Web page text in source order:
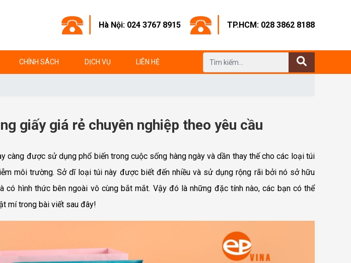
Hà Nội: 024 3767 8915 TP.HCM: 028 3862 8188
CHÍNH SÁCH DỊCH VỤ LIÊN HỆ
giấy giá rẻ chuyên nghiệp theo yêu cầu
càng được sử dụng phổ biến trong cuộc sống hàng ngày và dần thay thế cho các loại túi
môi trường. Sở dĩ loại túi này được biết đến nhiều và sử dụng rộng rãi bởi nó sở hữu
có hình thức bên ngoài vô cùng bắt mắt. Vậy đó là những đặc tính nào, các bạn có thể
mí trong bài viết sau đây!